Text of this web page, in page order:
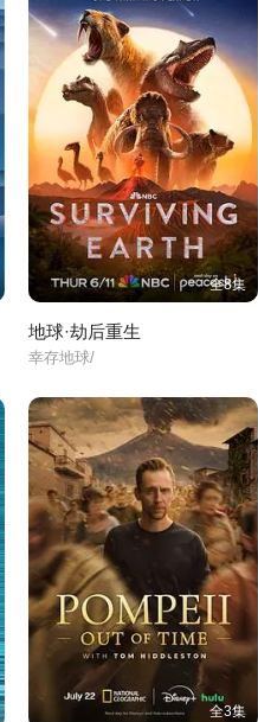
全8集
地球·劫后重生
幸存地球/
全3集